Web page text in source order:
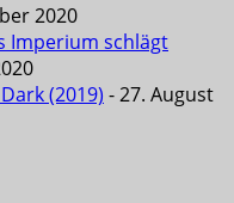
2020
Imperium schlägt
(2019) - 27. August